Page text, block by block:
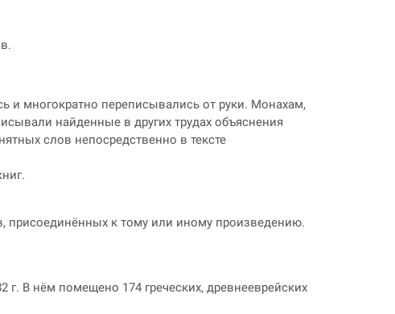
и многократно переписывались от руки. Монахам,
найденные в других трудах объяснения
слов непосредственно в тексте
присоединённых к тому или иному произведению.
В нём помещено 174 греческих, древнееврейских